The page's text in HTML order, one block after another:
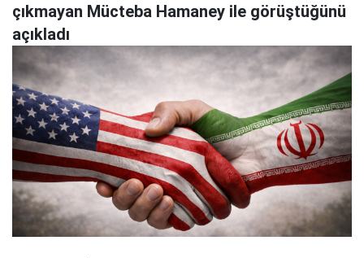
çıkmayan Mücteba Hamaney ile görüştüğünü
açıkladı